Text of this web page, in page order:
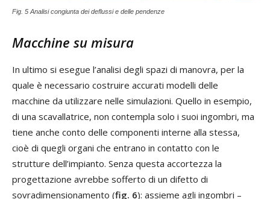
Fig. 5 Analisi congiunta dei deflussi e delle pendenze
Macchine su misura
In ultimo si esegue l’analisi degli spazi di manovra, per la
quale è necessario costruire accurati modelli delle
macchine da utilizzare nelle simulazioni. Quello in esempio,
di una scavallatrice, non contempla solo i suoi ingombri, ma
tiene anche conto delle componenti interne alla stessa,
cioè di quegli organi che entrano in contatto con le
strutture dell’impianto. Senza questa accortezza la
progettazione avrebbe sofferto di un difetto di
sovradimensionamento (fig. 6): assieme agli ingombri –